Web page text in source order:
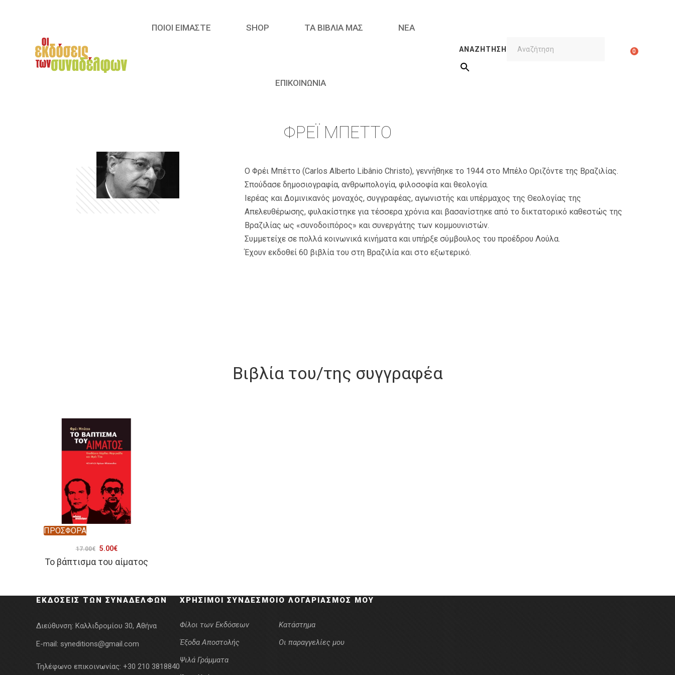
ΠΟΙΟΙ ΕΙΜΑΣΤΕ SHOP ΤΑ ΒΙΒΛΙΑ ΜΑΣ ΝΈΑ
ΕΠΙΚΟΙΝΩΝΙΑ
ΑΝΑΖΉΤΗΣΗ 0
ΦΡΈΙ ΜΠΈΤΤΟ
Ο Φρέι Μπέττο (Carlos Alberto Libâ­nio Christo), γεννήθηκε το 1944 στο Μπέλο Οριζόντε της Βραζιλίας.
Σπούδασε δημοσιογραφία, ανθρωπολογία, φιλοσοφία και θεολογία.
Ιερέας και Δομινικανός μοναχός, συγγραφέας, αγωνιστής και υπέρμαχος της Θεολογίας της
Απελευθέρωσης, φυλακίστηκε για τέσσερα χρόνια και βασανίστηκε από το δικτατορικό καθεστώς της
Βραζιλίας ως «συνοδοιπόρος» και συνεργάτης των κομμουνιστών.
Συμμετείχε σε πολλά κοινωνικά κινήματα και υπήρξε σύμβουλος του προέδρου Λούλα.
Έχουν εκδοθεί 60 βιβλία του στη Βραζιλία και στο εξωτερικό.
Βιβλία του/της συγγραφέα
ΠΡΟΣΦΟΡΑ
Το βάπτισμα του αίματος
17.00€
Original
price
5.00€Η
τρέχουσα
5.00€.
ΕΚΔΌΣΕΙΣ ΤΩΝ ΣΥΝΑΔΈΛΦΩΝ
Διεύθυνση: Καλλιδρομίου 30, Αθήνα
E-mail: syneditions@gmail.com
Τηλέφωνο επικοινωνίας: +30 210 3818840
ΧΡΉΣΙΜΟΙ ΣΎΝΔΕΣΜΟΙ
Φίλοι των Εκδόσεων
Έξοδα Αποστολής
Ψιλά Γράμματα
Ο ΛΟΓΑΡΙΑΣΜΌΣ ΜΟΥ
Κατάστημα
Οι παραγγελίες μου